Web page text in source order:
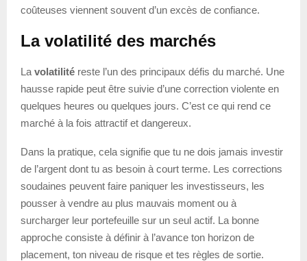
coûteuses viennent souvent d’un excès de confiance.
La volatilité des marchés
La volatilité reste l’un des principaux défis du marché. Une
hausse rapide peut être suivie d’une correction violente en
quelques heures ou quelques jours. C’est ce qui rend ce
marché à la fois attractif et dangereux.
Dans la pratique, cela signifie que tu ne dois jamais investir
de l’argent dont tu as besoin à court terme. Les corrections
soudaines peuvent faire paniquer les investisseurs, les
pousser à vendre au plus mauvais moment ou à
surcharger leur portefeuille sur un seul actif. La bonne
approche consiste à définir à l’avance ton horizon de
placement, ton niveau de risque et tes règles de sortie.